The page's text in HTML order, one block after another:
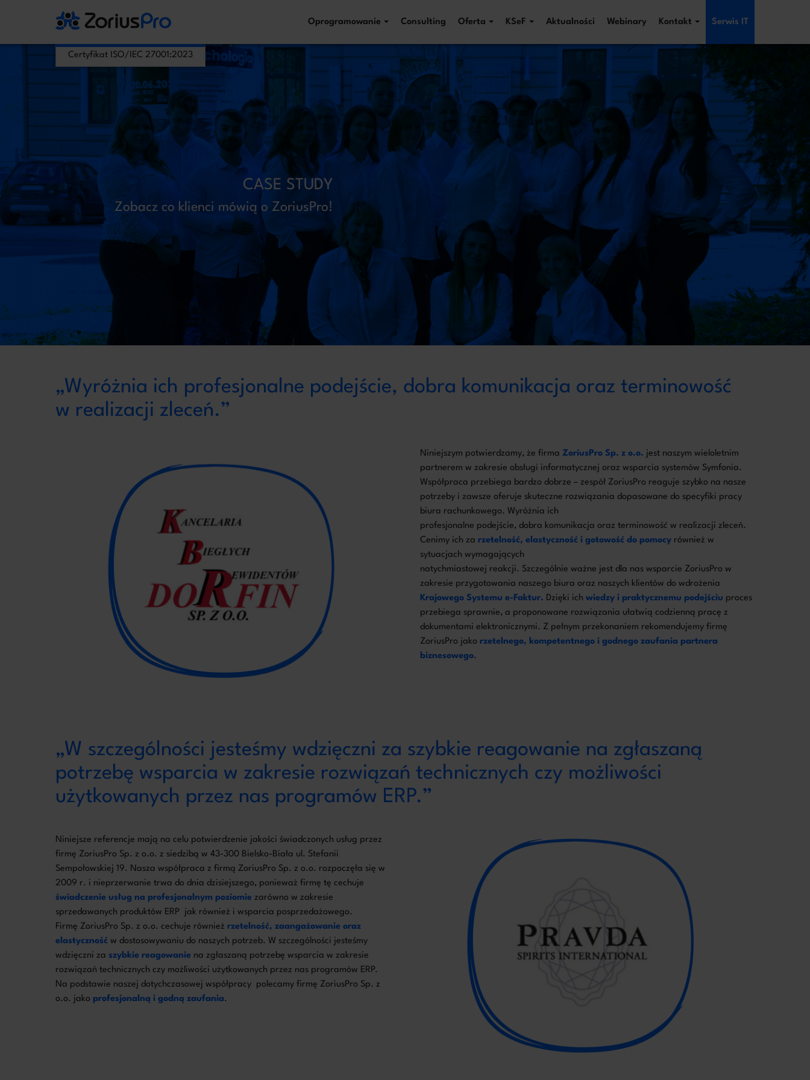
Zostaw Swój numer telefonu, zadzwonimy niezwłocznie!
Proszę o kontakt
Administratorem Twoich danych osobowych jest ZoriusPro Sp. z o.o. Dane podane w formularzu przetwarzamy w celu obsługi Twojej wiadomości i kontaktu w związku z jej treścią. Podstawą
przetwarzania jest art. 6 ust. 1 lit. b RODO, gdy Twoje zapytanie dotyczy oferty lub zawarcia umowy, albo art. 6 ust. 1 lit. f RODO, gdy kontakt dotyczy innej sprawy. Więcej informacji o zasadach
przetwarzania danych znajdziesz w
Polityce prywatności.
Certyfikat ISO/IEC 27001:2023
Oprogramowanie Consulting Oferta KSeF Aktualności Webinary Kontakt Serwis IT
CASE STUDY
Zobacz co klienci mówią o ZoriusPro!
„Wyróżnia ich profesjonalne podejście, dobra komunikacja oraz terminowość
w realizacji zleceń.”
Niniejszym potwierdzamy, że firma ZoriusPro Sp. z o.o. jest naszym wieloletnim
partnerem w zakresie obsługi informatycznej oraz wsparcia systemów Symfonia.
Współpraca przebiega bardzo dobrze – zespół ZoriusPro reaguje szybko na nasze
potrzeby i zawsze oferuje skuteczne rozwiązania dopasowane do specyfiki pracy
biura rachunkowego. Wyróżnia ich
profesjonalne podejście, dobra komunikacja oraz terminowość w realizacji zleceń.
Cenimy ich za rzetelność, elastyczność i gotowość do pomocyrównież w
sytuacjach wymagających
natychmiastowej reakcji. Szczególnie ważne jest dla nas wsparcie ZoriusPro w
zakresie przygotowania naszego biura oraz naszych klientów do wdrożenia
Krajowego Systemu e-Faktur. Dzięki ich wiedzy i praktycznemu podejściu proces
przebiega sprawnie, a proponowane rozwiązania ułatwią codzienną pracę z
dokumentami elektronicznymi. Z pełnym przekonaniem rekomendujemy firmę
ZoriusPro jako rzetelnego, kompetentnego i godnego zaufania partnera
biznesowego.
„W szczególności jesteśmy wdzięczni za szybkie reagowanie na zgłaszaną
potrzebę wsparcia w zakresie rozwiązań technicznych czy możliwości
użytkowanych przez nas programów ERP.”
Niniejsze referencje mają na celu potwierdzenie jakości świadczonych usług przez
firmę ZoriusPro Sp. z o.o. z siedzibą w 43-300 Bielsko-Biała ul. Stefanii
Sempołowskiej 19. Nasza współpraca z firmą ZoriusPro Sp. z o.o. rozpoczęła się w
2009 r. i nieprzerwanie trwa do dnia dzisiejszego, ponieważ firmę tę cechuje
świadczenie usług na profesjonalnym poziomie zarówno w zakresie
sprzedawanych produktów ERP jak również i wsparcia posprzedażowego.
Firmę ZoriusPro Sp. z o.o. cechuje również rzetelność, zaangażowanie oraz
elastyczność w dostosowywaniu do naszych potrzeb. W szczególności jesteśmy
wdzięczni za szybkie reagowanie na zgłaszaną potrzebę wsparcia w zakresie
rozwiązań technicznych czy możliwości użytkowanych przez nas programów ERP.
Na podstawie naszej dotychczasowej współpracy polecamy firmę ZoriusPro Sp. z
o.o. jako profesjonalną i godną zaufania.